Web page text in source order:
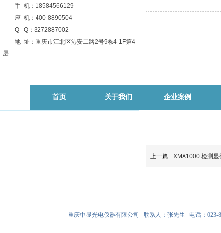
首页 关于我们 企业案例
手 机：18584566129
座 机：400-8890504
Q Q：3272887002
地 址：重庆市江北区港安二路2号9栋4-1F第4
层
上一篇 XMA1000 检测显
重庆中显光电仪器有限公司 联系人：张先生 电话：023-